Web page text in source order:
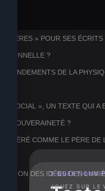
3 QUESTIONS
» POUR SES
?
FONDEMENTS DE LA
SOCIAL », UN TEXTE QUI
SOUVERAINETÉ ?
COMME LE PÈRE DE
DES IDÉES DES
JOUEZ SUR LE